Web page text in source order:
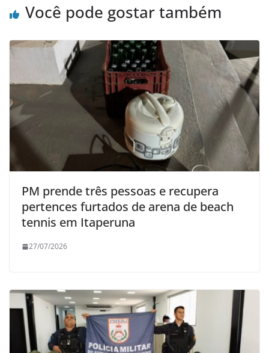
k
Você pode gostar também
PM prende três pessoas e recupera
pertences furtados de arena de beach
tennis em Itaperuna
27/07/2026